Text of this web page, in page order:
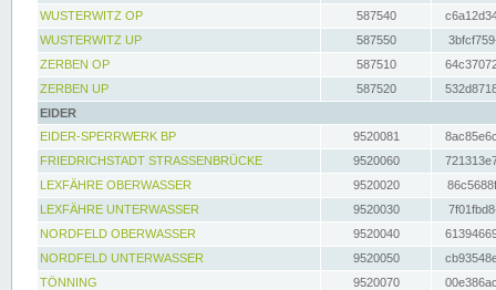
WUSTERWITZ OP
587540
WUSTERWITZ UP
587550
ZERBEN OP
587510
ZERBEN UP
587520
EIDER
EIDER-SPERRWERK BP
9520081
FRIEDRICHSTADT STRASSENBRÜCKE
9520060
LEXFÄHRE OBERWASSER
9520020
LEXFÄHRE UNTERWASSER
9520030
NORDFELD OBERWASSER
9520040
NORDFELD UNTERWASSER
9520050
TÖNNING
9520070